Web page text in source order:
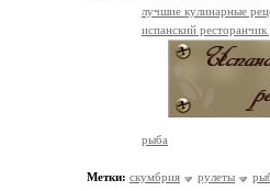
лучшие кулинарные
испанский
рыба
Метки: скумбрия рулеты